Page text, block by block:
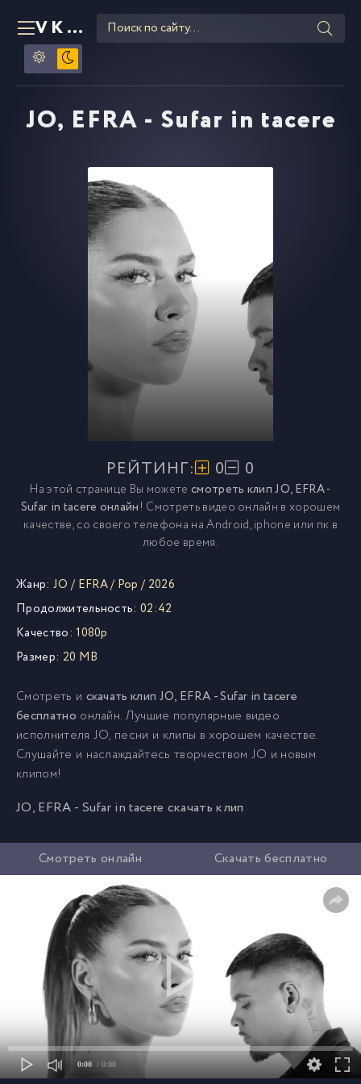
VKLIPE RU
JO, EFRA - Sufar in tacere
РЕЙТИНГ: 0 0
На этой странице Вы можете смотреть клип JO, EFRA -
Sufar in tacere онлайн! Смотреть видео онлайн в хорошем
качестве, со своего телефона на Android, iphone или пк в
любое время.
Жанр: JO / EFRA/ Pop / 2026
Продолжительность: 02:42
Качество: 1080p
Размер: 20 MB
Смотреть и скачать клип JO, EFRA - Sufar in tacere
бесплатно онлайн. Лучшие популярные видео
исполнителя JO, песни и клипы в хорошем качестве.
Слушайте и наслаждайтесь творчеством JO и новым
клипом!
JO, EFRA - Sufar in tacere скачать клип
Смотреть онлайн Скачать бесплатно
0:00 / 0:00